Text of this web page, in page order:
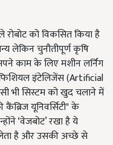
को विकसित किया है
लेकिन चुनौतीपूर्ण कृषि
काम के लिए मशीन लर्निंग
इंटेलिजेंस (Artificial
भी सिस्टम को खुद चलाने में
यूनिवर्सिटी" के
‘वेजबोट’ रखा है ये
है और उसकी अच्छे से